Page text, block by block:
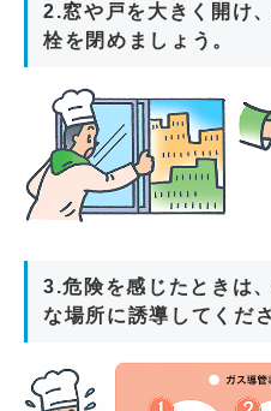
2.窓や戸を大きく開け
栓を閉めましょう。
3.危険を感じたときは
な場所に誘導してくだ